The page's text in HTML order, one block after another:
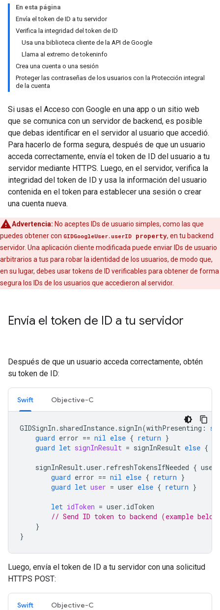
En esta página
Envía el token de ID a tu servidor
Verifica la integridad del token de ID
Usa una biblioteca cliente de la API de Google
Llama al extremo de tokeninfo
Crea una cuenta o una sesión
Proteger las contraseñas de los usuarios con la Protección integral
de la cuenta
Si usas el Acceso con Google en una app o un sitio web
que se comunica con un servidor de backend, es posible
que debas identificar en el servidor al usuario que accedió.
Para hacerlo de forma segura, después de que un usuario
acceda correctamente, envía el token de ID del usuario a tu
servidor mediante HTTPS. Luego, en el servidor, verifica la
integridad del token de ID y usa la información del usuario
contenida en el token para establecer una sesión o crear
una cuenta nueva.
Advertencia: No aceptes IDs de usuario simples, como las que
puedes obtener con GIDGoogleUser.userID property, en tu backend
servidor. Una aplicación cliente modificada puede enviar IDs de usuario
arbitrarios a tus para robar la identidad de los usuarios, de modo que,
en su lugar, debes usar tokens de ID verificables para obtener de forma
segura los IDs de los usuarios que accedieron al servidor.
Envía el token de ID a tu servidor
Después de que un usuario acceda correctamente, obtén
su token de ID:
Swift Objective-C
GIDSignIn . sharedInstance. signIn(withPresenting :
guard error == nil else { return }
guard let signInResult = signInResult else {
signInResult.user . refreshTokensIfNeeded { user
guard error == nil else { return }
guard let user = user else { return }
let idToken = user . idToken
// Send ID token to backend (example
}
}
Luego, envía el token de ID a tu servidor con una solicitud
HTTPS POST:
Swift Objective-C